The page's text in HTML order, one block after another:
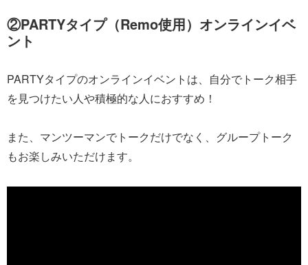
②PARTYタイプ（Remo使用）オンラインイベ
ント
PARTYタイプのオンラインイベントは、自分でトーク相手
を見つけたい人や積極的な人におすすめ！
また、マンツーマンでトークだけでなく、グループトーク
もお楽しみいただけます。